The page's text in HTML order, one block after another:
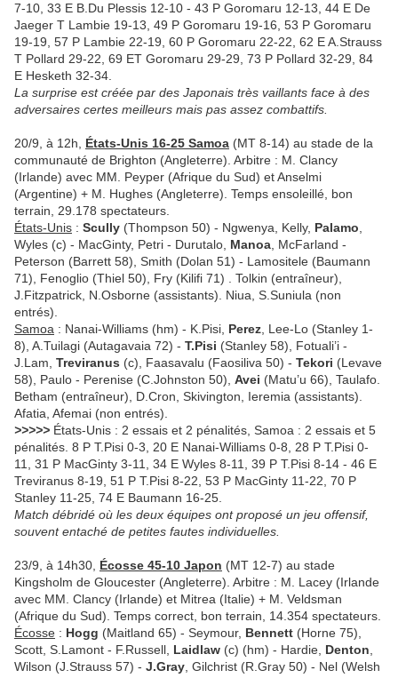
7-10, 33 E B.Du Plessis 12-10 - 43 P Goromaru 12-13, 44 E De
Jaeger T Lambie 19-13, 49 P Goromaru 19-16, 53 P Goromaru
19-19, 57 P Lambie 22-19, 60 P Goromaru 22-22, 62 E A.Strauss
T Pollard 29-22, 69 ET Goromaru 29-29, 73 P Pollard 32-29, 84
E Hesketh 32-34.
La surprise est créée par des Japonais très vaillants face à des
adversaires certes meilleurs mais pas assez combattifs.
20/9, à 12h, États-Unis 16-25 Samoa (MT 8-14) au stade de la
communauté de Brighton (Angleterre). Arbitre : M. Clancy
(Irlande) avec MM. Peyper (Afrique du Sud) et Anselmi
(Argentine) + M. Hughes (Angleterre). Temps ensoleillé, bon
terrain, 29.178 spectateurs.
États-Unis : Scully (Thompson 50) - Ngwenya, Kelly, Palamo
Wyles (c) - MacGinty, Petri - Durutalo, Manoa , McFarland -
Peterson (Barrett 58), Smith (Dolan 51) - Lamositele (Baumann
71), Fenoglio (Thiel 50), Fry (Kilifi 71) . Tolkin (entraîneur),
J.Fitzpatrick, N.Osborne (assistants). Niua, S.Suniula (non
entrés).
Samoa : Nanai-Williams (hm) - K.Pisi, Perez , Lee-Lo (Stanley 1-
8), A.Tuilagi (Autagavaia 72) - T.Pisi (Stanley 58), Fotuali’i -
J.Lam, Treviranus (c), Faasavalu (Faosiliva 50) - Tekori (Levave
58), Paulo - Perenise (C.Johnston 50), Avei (Matu’u 66), Taulafo.
Betham (entraîneur), D.Cron, Skivington, Ieremia (assistants).
Afatia, Afemai (non entrés).
>>>>> États-Unis : 2 essais et 2 pénalités, Samoa : 2 essais et 5
pénalités. 8 P T.Pisi 0-3, 20 E Nanai-Williams 0-8, 28 P T.Pisi 0-
11, 31 P MacGinty 3-11, 34 E Wyles 8-11, 39 P T.Pisi 8-14 - 46 E
Treviranus 8-19, 51 P T.Pisi 8-22, 53 P MacGinty 11-22, 70 P
Stanley 11-25, 74 E Baumann 16-25.
Match débridé où les deux équipes ont proposé un jeu offensif,
souvent entaché de petites fautes individuelles.
23/9, à 14h30, Écosse 45-10 Japon (MT 12-7) au stade
Kingsholm de Gloucester (Angleterre). Arbitre : M. Lacey (Irlande
avec MM. Clancy (Irlande) et Mitrea (Italie) + M. Veldsman
(Afrique du Sud). Temps correct, bon terrain, 14.354 spectateurs.
Écosse : Hogg (Maitland 65) - Seymour, Bennett (Horne 75),
Scott, S.Lamont - F.Russell, Laidlaw (c) (hm) - Hardie, Denton
Wilson (J.Strauss 57) - J.Gray , Gilchrist (R.Gray 50) - Nel (Welsh